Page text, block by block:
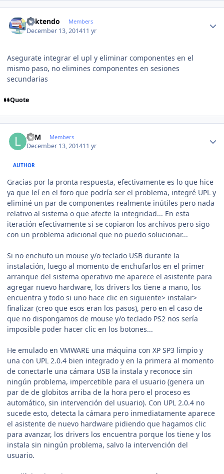
ricktendo Members
December 13, 201411 yr
Asegurate integrar el upl y eliminar componentes en el
mismo paso, no elimines componentes en sesiones
secundarias
Quote
LFM Members
December 13, 201411 yr
AUTHOR
Gracias por la pronta respuesta, efectivamente es lo que hice
ya que leí en el foro que podría ser el problema, integré UPL y
eliminé un par de componentes realmente inútiles pero nada
relativo al sistema o que afecte la integridad... En esta
iteración efectivamente si se copiaron los archivos pero sigo
con un problema adicional que no puedo solucionar...
Si no enchufo un mouse y/o teclado USB durante la
instalación, luego al momento de enchufarlos en el primer
arranque del sistema operativo me aparece el asistente para
agregar nuevo hardware, los drivers los tiene a mano, los
encuentra y todo si uno hace clic en siguiente> instalar>
finalizar (creo que esos eran los pasos), pero en el caso de
que no dispongamos de mouse y/o teclado PS2 nos sería
imposible poder hacer clic en los botones...
He emulado en VMWARE una máquina con XP SP3 limpio y
una con UPL 2.0.4 bien integrado y en la primera al momento
de conectarle una cámara USB la instala y reconoce sin
ningún problema, impercetible para el usuario (genera un
par de de globitos arriba de la hora pero el proceso es
automático, sin intervención del usuario). Con UPL 2.0.4 no
sucede esto, detecta la cámara pero inmediatamente aparece
el asistente de nuevo hardware pidiendo que hagamos clic
para avanzar, los drivers los encuentra porque los tiene y los
instala sin ningún problema, salvo la intervención del
usuario.